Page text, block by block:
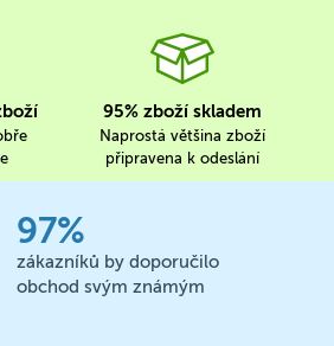
95% zboží skladem
Naprostá většina zboží
připravena k odeslání
97%
zákazníků by doporučilo
obchod svým známým